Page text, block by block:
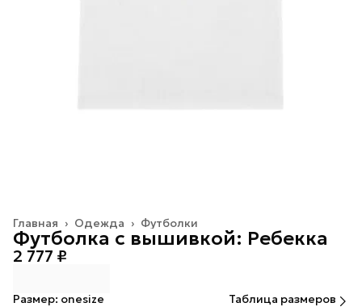
Футболки
Одежда ›
Главная ›
Футболка с вышивкой: Ребекка
2 777 ₽
Размер: onesize
Таблица размеров